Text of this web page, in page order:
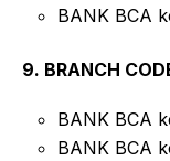
BANK BCA
9. BRANCH
BANK BCA
BANK BCA